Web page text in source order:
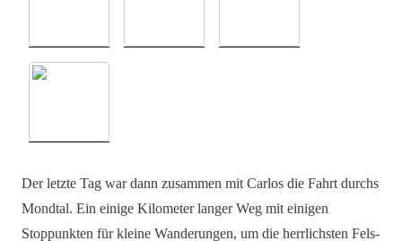
Der letzte Tag war dann zusammen mit Carlos die Fahrt durchs
Mondtal. Ein einige Kilometer langer Weg mit einigen
Stoppunkten für kleine Wanderungen, um die herrlichsten Fels-